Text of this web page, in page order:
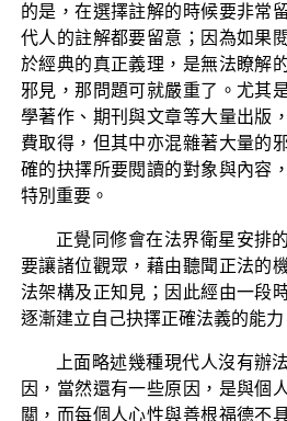
的是，在選擇註解的時候要非常
代人的註解都要留意；因為如果
於經典的真正義理，是無法瞭解
邪見，那問題可就嚴重了。尤其
學著作、期刊與文章等大量出版
費取得，但其中亦混雜著大量的
確的抉擇所要閱讀的對象與內容
特別重要。
正覺同修會在法界衛星安排
要讓諸位觀眾，藉由聽聞正法的
法架構及正知見；因此經由一段
逐漸建立自己抉擇正確法義的能力
上面略述幾種現代人沒有辦
因，當然還有一些原因，是與個
關，而每個人心性與善根福德不